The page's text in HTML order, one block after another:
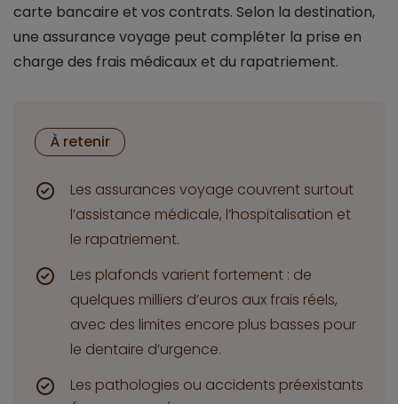
carte bancaire et vos contrats. Selon la destination,
une assurance voyage peut compléter la prise en
charge des frais médicaux et du rapatriement.
À retenir
Les assurances voyage couvrent surtout
l’assistance médicale, l’hospitalisation et
le rapatriement.
Les plafonds varient fortement : de
quelques milliers d’euros aux frais réels,
avec des limites encore plus basses pour
le dentaire d’urgence.
Les pathologies ou accidents préexistants